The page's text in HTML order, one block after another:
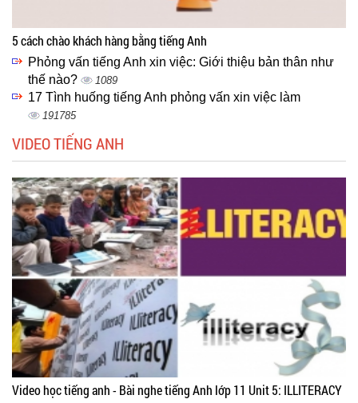
5 cách chào khách hàng bằng tiếng Anh
Phỏng vấn tiếng Anh xin việc: Giới thiệu bản thân như
thế nào?
1089
17 Tình huống tiếng Anh phỏng vấn xin việc làm
191785
VIDEO TIẾNG ANH
Video học tiếng anh - Bài nghe tiếng Anh lớp 11 Unit 5: ILLITERACY